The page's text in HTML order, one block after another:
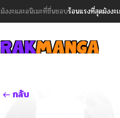
มังงะและอนิเมะที่ชื่นชอบร้อนแรงที่สุดมังงะ
กลับ